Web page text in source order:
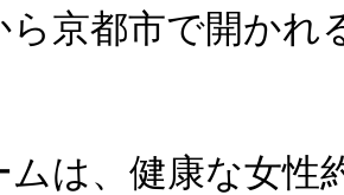
ら京都市で開かれ
ムは、健康な女性